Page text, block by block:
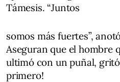
Támesis. “Juntos
somos más fuertes”,
Aseguran que el hombre
ultimó con un puñal,
primero!